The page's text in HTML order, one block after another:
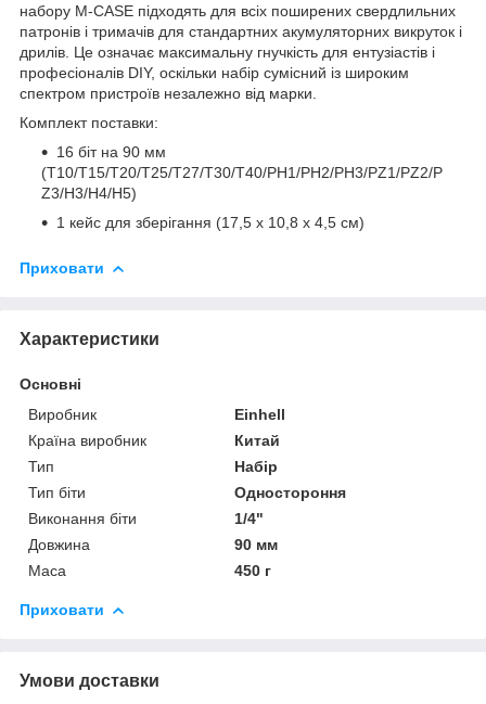
набору M-CASE підходять для всіх поширених свердлильних
патронів і тримачів для стандартних акумуляторних викруток і
дрилів. Це означає максимальну гнучкість для ентузіастів і
професіоналів DIY, оскільки набір сумісний із широким
спектром пристроїв незалежно від марки.
Комплект поставки:
16 біт на 90 мм
(T10/T15/T20/T25/T27/T30/T40/PH1/PH2/PH3/PZ1/PZ2/P
Z3/H3/H4/H5)
1 кейс для зберігання (17,5 x 10,8 x 4,5 см)
Приховати
Характеристики
Основні
Виробник
Einhell
Країна виробник
Китай
Тип
Набір
Тип біти
Одностороння
Виконання біти
1/4"
Довжина
90 мм
Маса
450 г
Приховати
Умови доставки